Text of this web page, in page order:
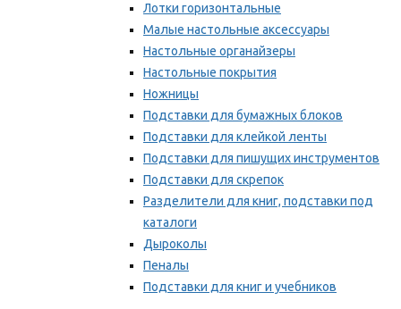
Лотки горизонтальные
Малые настольные аксессуары
Настольные органайзеры
Настольные покрытия
Ножницы
Подставки для бумажных блоков
Подставки для клейкой ленты
Подставки для пишущих инструментов
Подставки для скрепок
Разделители для книг, подставки под
каталоги
Дыроколы
Пеналы
Подставки для книг и учебников